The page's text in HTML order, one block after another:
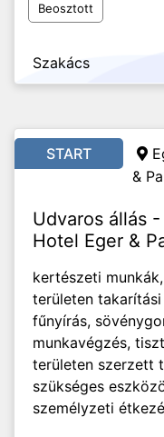
Beosztott
Szakács
START
&
Udvaros állás -
Hotel Eger &
kertészeti
területen
fűnyírás,
munkavégzés,
területen szerzett
szükséges
személyzeti